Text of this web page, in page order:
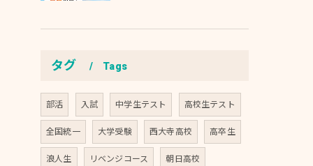
タグ Tags
部活 入試 中学生テスト 高校生テスト
全国統一 大学受験 西大寺高校 高卒生
浪人生 リベンジコース 朝日高校